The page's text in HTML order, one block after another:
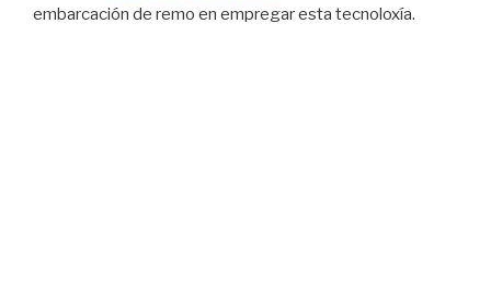
embarcación de remo en empregar esta tecnoloxía.